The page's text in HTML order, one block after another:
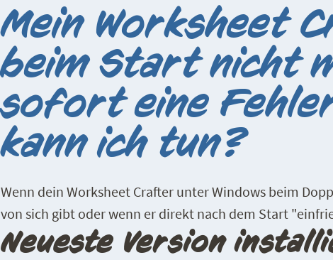
Mein Worksheet
beim Start nicht
sofort eine
kann ich tun?
Wenn dein Worksheet Crafter unter Windows beim
von sich gibt oder wenn er direkt nach dem Start
Neueste Version